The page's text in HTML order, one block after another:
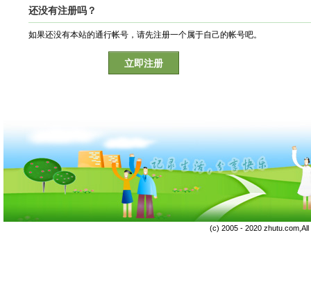
还没有注册吗？
如果还没有本站的通行帐号，请先注册一个属于自己的帐号吧。
立即注册
(c) 2005 - 2020